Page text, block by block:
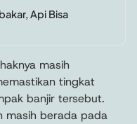
Api Bisa
masih
tingkat
banjir tersebut.
masih berada pada